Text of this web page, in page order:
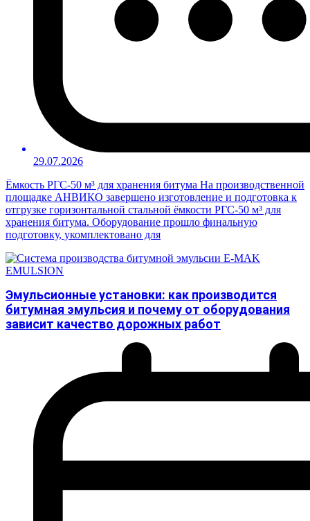
29.07.2026
Ёмкость РГС-50 м³ для хранения битума На производственной
площадке АНВИКО завершено изготовление и подготовка к
отгрузке горизонтальной стальной ёмкости РГС-50 м³ для
хранения битума. Оборудование прошло финальную
подготовку, укомплектовано для
Эмульсионные установки: как производится
битумная эмульсия и почему от оборудования
зависит качество дорожных работ